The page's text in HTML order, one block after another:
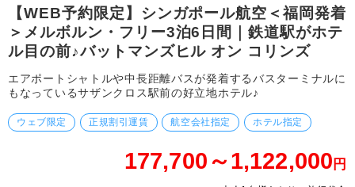
【WEB予約限定】シンガポール航空＜福岡発着
＞メルボルン・フリー3泊6日間｜鉄道駅がホテ
ル目の前♪バットマンズヒル オン コリンズ
エアポートシャトルや中長距離バスが発着するバスターミナルに
もなっているサザンクロス駅前の好立地ホテル♪
ウェブ限定 正規割引運賃 航空会社指定 ホテル指定
177,700～1,122,000 円